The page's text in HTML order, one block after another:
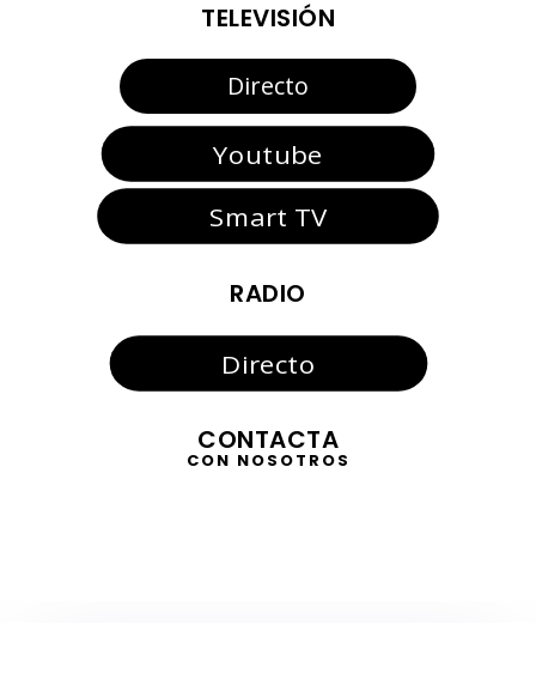
TELEVISIÓN
Directo
Youtube
Smart TV
RADIO
Directo
CONTACTA
CON NOSOTROS